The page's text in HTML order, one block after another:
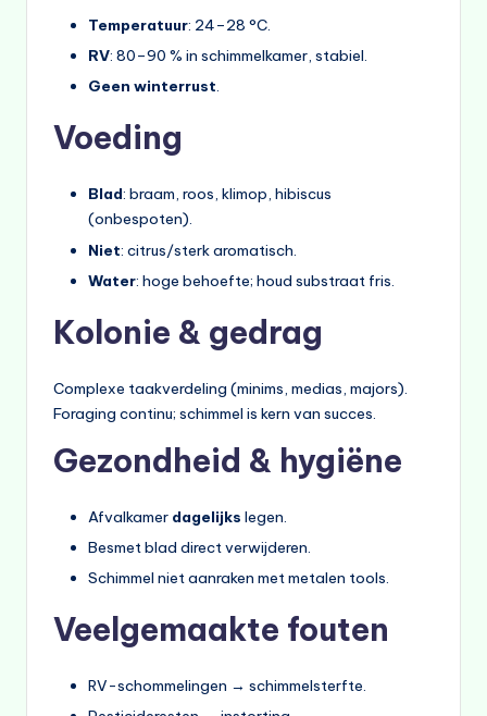
Temperatuur: 24–28 °C.
RV: 80–90 % in schimmelkamer, stabiel.
Geen winterrust.
Voeding
Blad: braam, roos, klimop, hibiscus
(onbespoten).
Niet: citrus/sterk aromatisch.
Water: hoge behoefte; houd substraat fris.
Kolonie & gedrag
Complexe taakverdeling (minims, medias, majors).
Foraging continu; schimmel is kern van succes.
Gezondheid & hygiëne
Afvalkamer dagelijks legen.
Besmet blad direct verwijderen.
Schimmel niet aanraken met metalen tools.
Veelgemaakte fouten
RV-schommelingen → schimmelsterfte.